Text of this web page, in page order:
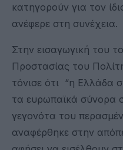
κατηγορούν για τον
ανέφερε στη συνέχεια.
Στην εισαγωγική του
Προστασίας του
τόνισε ότι “η Ελλάδα
τα ευρωπαϊκά σύνορα
γεγονότα του
αναφέρθηκε στην